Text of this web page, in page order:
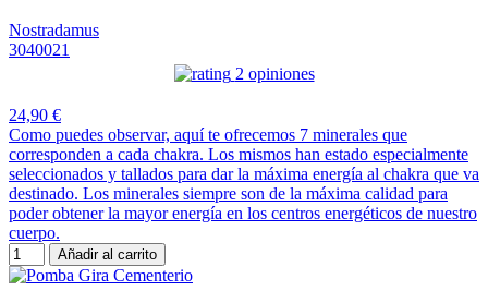
Nostradamus
3040021
2 opiniones
24,90 €
Como puedes observar, aquí te ofrecemos 7 minerales que
corresponden a cada chakra. Los mismos han estado especialmente
seleccionados y tallados para dar la máxima energía al chakra que va
destinado. Los minerales siempre son de la máxima calidad para
poder obtener la mayor energía en los centros energéticos de nuestro
cuerpo.
Añadir al carrito